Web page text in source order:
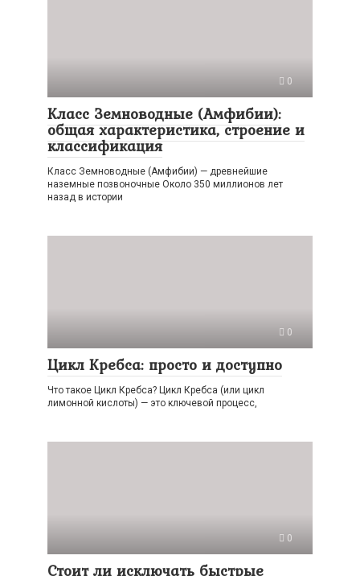
0
Класс Земноводные (Амфибии):
общая характеристика, строение и
классификация
Класс Земноводные (Амфибии) — древнейшие
наземные позвоночные Около 350 миллионов лет
назад в истории
0
Цикл Кребса: просто и доступно
Что такое Цикл Кребса? Цикл Кребса (или цикл
лимонной кислоты) — это ключевой процесс,
0
Стоит ли исключать быстрые